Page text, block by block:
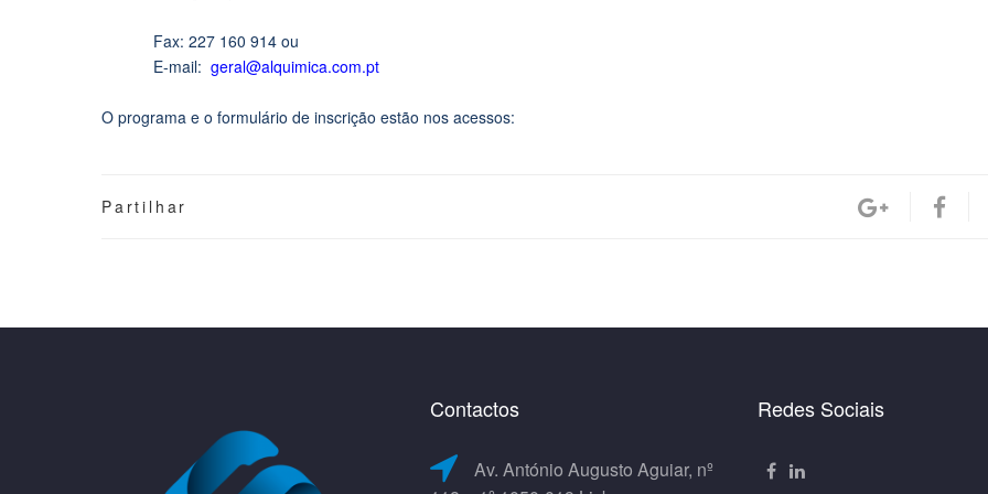
Fax: 227 160 914 ou
E-mail:geral@alquimica.com.pt
O programa e o formulário de inscrição estão nos acessos:
Partilhar
Contactos
Av. António Augusto Aguiar, nº
Redes Sociais